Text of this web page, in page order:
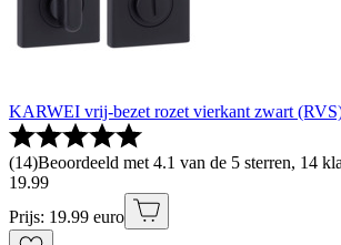
KARWEI vrij-bezet rozet vierkant zwart
(14)Beoordeeld met 4.1 van de 5 sterren, 14
19.99
Prijs: 19.99 euro